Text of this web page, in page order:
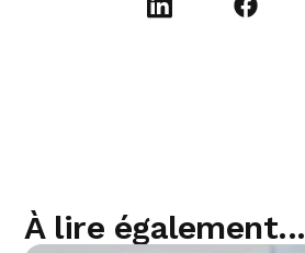
À lire également...